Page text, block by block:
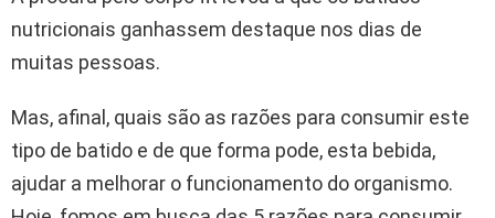
nutricionais ganhassem destaque nos dias de
muitas pessoas.
Mas, afinal, quais são as razões para consumir este
tipo de batido e de que forma pode, esta bebida,
ajudar a melhorar o funcionamento do organismo.